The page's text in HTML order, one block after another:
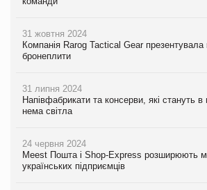
31 жовтня 2024
Компанія Rarog Tactical Gear презентувала
бронеплити
31 липня 2024
Напівфабрикати та консерви, які стануть в
нема світла
24 червня 2024
Meest Пошта і Shop-Express розширюють
українських підприємців